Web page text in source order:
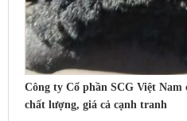
Công ty Cổ phần SCG Việt Nam
chất lượng, giá cả cạnh tranh